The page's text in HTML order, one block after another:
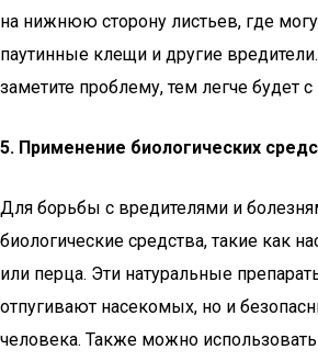
на нижнюю сторону листьев, где
паутинные клещи и другие
заметите проблему, тем легче будет с
5. Применение биологических
Для борьбы с вредителями и
биологические средства, такие как
или перца. Эти натуральные
отпугивают насекомых, но и
человека. Также можно